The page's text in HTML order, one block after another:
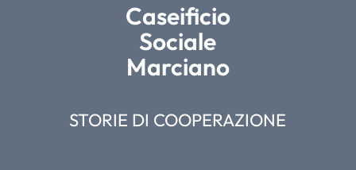
Caseificio
Sociale
Marciano
STORIE DI COOPERAZIONE